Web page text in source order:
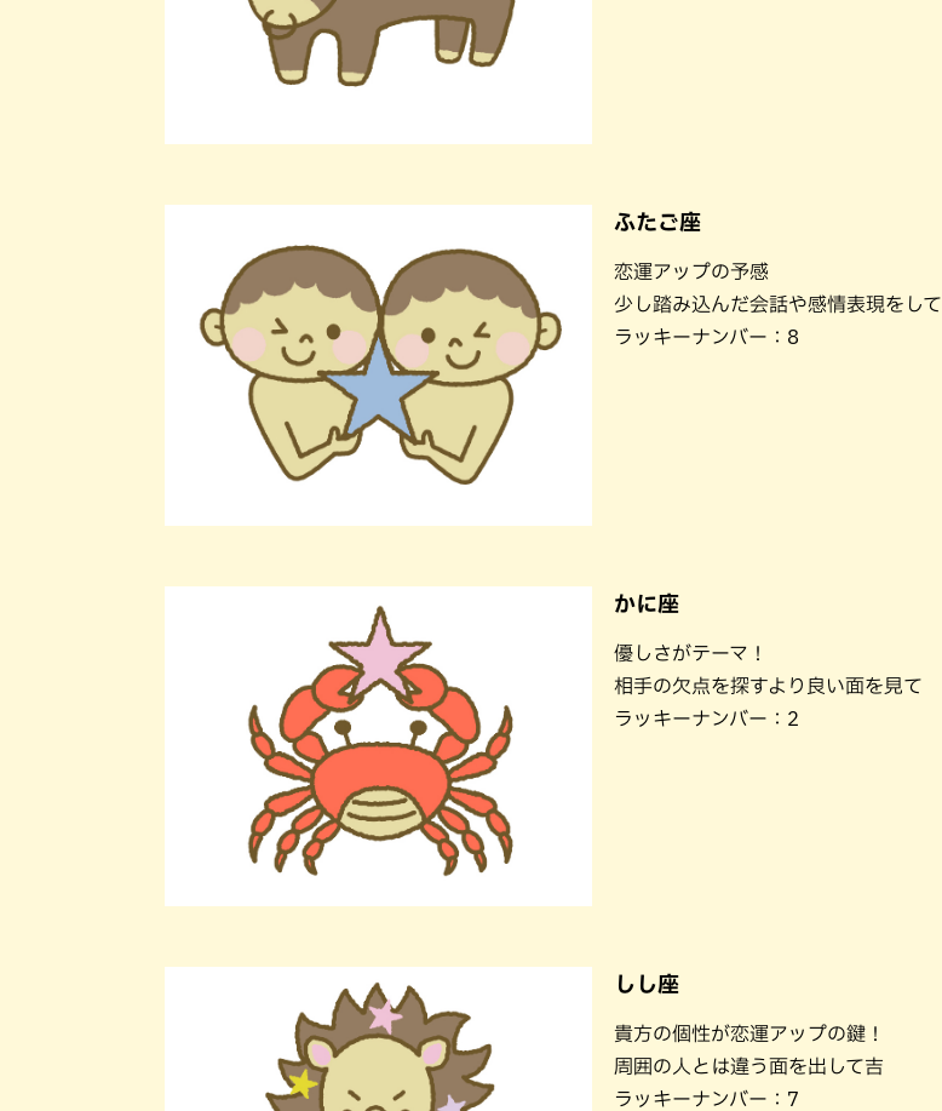
ふたご座
恋運アップの予感
少し踏み込んだ会話や感情表現をして
ラッキーナンバー：8
かに座
優しさがテーマ！
相手の欠点を探すより良い面を見て
ラッキーナンバー：2
しし座
貴方の個性が恋運アップの鍵！
周囲の人とは違う面を出して吉
ラッキーナンバー：7